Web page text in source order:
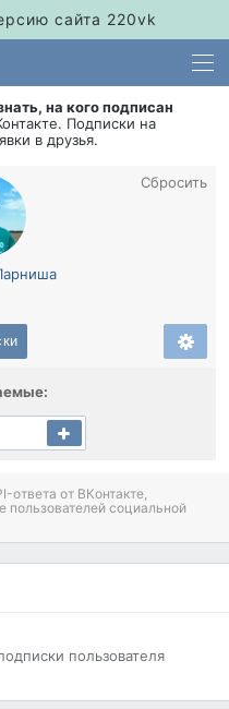
сайта 220vk
на кого подписан
Подписки на
в друзья.
Сбросить
ответа от ВКонтакте,
социальной
пользователя